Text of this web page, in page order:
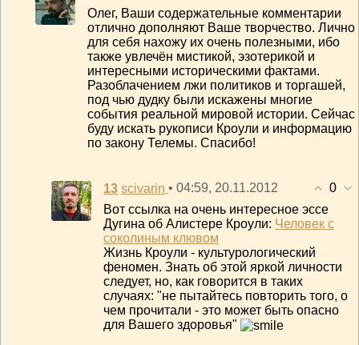
Олег, Ваши содержательные комментарии
отлично дополняют Ваше творчество. Лично
для себя нахожу их очень полезными, ибо
также увлечён мистикой, эзотерикой и
интересными историческими фактами.
Разоблачением лжи политиков и торгашей,
под чью дудку были искажены многие
события реальной мировой истории. Сейчас
буду искать рукописи Кроули и информацию
по закону Телемы. Спасибо!
0
13 scivarin • 04:59, 20.11.2012
Вот ссылка на очень интересное эссе
Дугина об Алистере Кроули: Человек с
соколиным клювом
Жизнь Кроули - культурологический
феномен. Знать об этой яркой личности
следует, но, как говорится в таких
случаях: "не пытайтесь повторить того, о
чем прочитали - это может быть опасно
для Вашего здоровья"